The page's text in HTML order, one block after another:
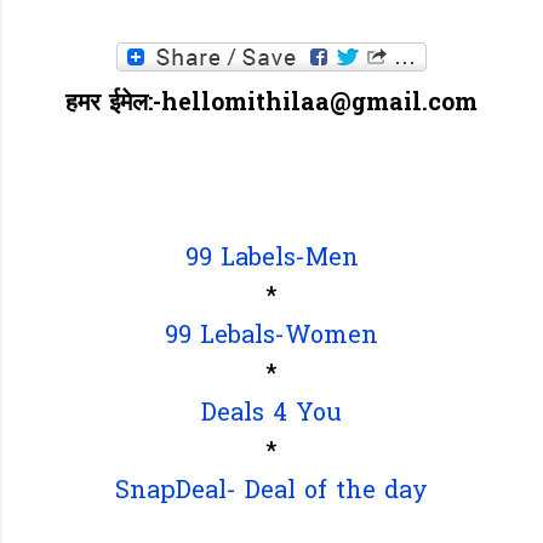
हमर ईमेल:-hellomithilaa@gmail.com
99 Labels-Men
*
99 Lebals-Women
*
Deals 4 You
*
SnapDeal- Deal of the day